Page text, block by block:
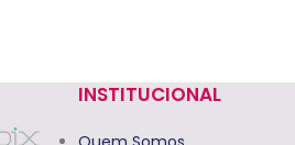
INSTITUCIONAL